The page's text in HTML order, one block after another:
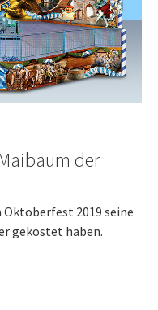
der
2019 seine
gekostet haben.